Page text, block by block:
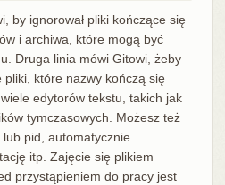
by ignorował pliki kończące się
i archiwa, które mogą być
Druga linia mówi Gitowi, żeby
pliki, które nazwy kończą się
edytorów tekstu, takich jak
tymczasowych. Możesz też
lub pid, automatycznie
itp. Zajęcie się plikiem
przystąpieniem do pracy jest